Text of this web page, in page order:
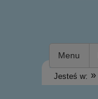
Menu
Jesteś w: »